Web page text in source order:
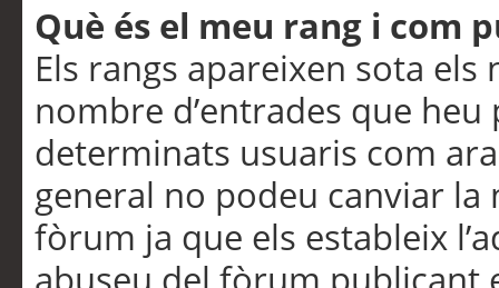
Què és el meu rang i com
Els rangs apareixen sota
nombre d’entrades que
determinats usuaris com
general no podeu canviar
fòrum ja que els estableix